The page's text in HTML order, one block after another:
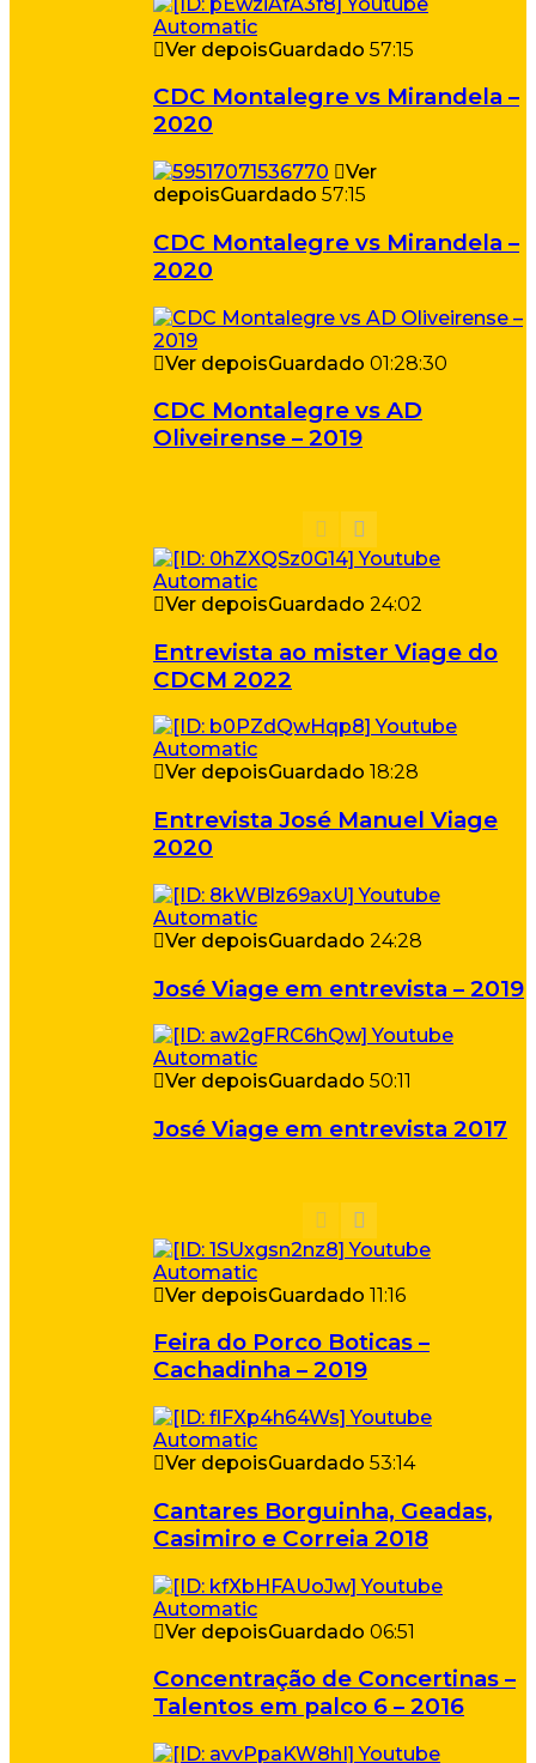
Ver depoisGuardado 57:15
CDC Montalegre vs Mirandela –
2020
Ver
depoisGuardado 57:15
CDC Montalegre vs Mirandela –
2020
Ver depoisGuardado 01:28:30
CDC Montalegre vs AD
Oliveirense – 2019
Ver depoisGuardado 24:02
Entrevista ao mister Viage do
CDCM 2022
Ver depoisGuardado 18:28
Entrevista José Manuel Viage
2020
Ver depoisGuardado 24:28
José Viage em entrevista – 2019
Ver depoisGuardado 50:11
José Viage em entrevista 2017
Ver depoisGuardado 11:16
Feira do Porco Boticas –
Cachadinha – 2019
Ver depoisGuardado 53:14
Cantares Borguinha, Geadas,
Casimiro e Correia 2018
Ver depoisGuardado 06:51
Concentração de Concertinas –
Talentos em palco 6 – 2016